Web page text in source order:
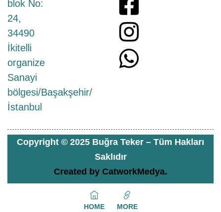
blok No:
24,
34490
İkitelli
organize
Sanayi
bölgesi/Başakşehir/
İstanbul
Copyright © 2025 Buğra Teker – Tüm Hakları
Saklıdır
Created by CatworkMedya.
HOME MORE